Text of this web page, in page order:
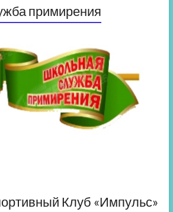
примирения
Клуб «Импульс»